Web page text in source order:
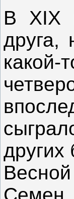
В XIX
друга,
других